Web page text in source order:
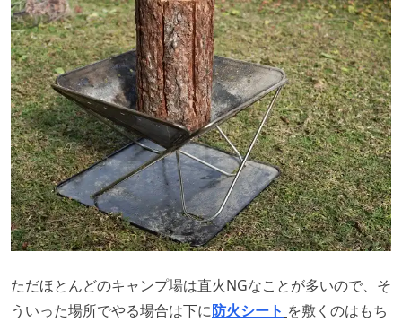
ただほとんどのキャンプ場は直火NGなことが多いので、そ
ういった場所でやる場合は下に防火シート を敷くのはもち